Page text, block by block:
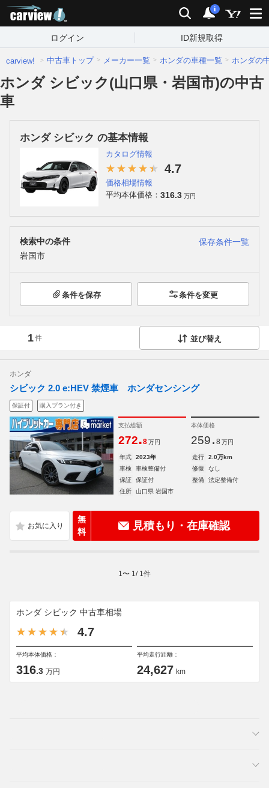
検索 通知
i
ログイン ID新規取得
carview! 中古車トップ メーカー一覧 ホンダの車種一覧 ホンダの
ホンダ シビック(山口県・岩国市)の中古
車
ホンダ シビック の基本情報
カタログ情報
4.7
価格相場情報
平均本体価格： 316.3 万円
検索中の条件
保存条件一覧
岩国市
条件を保存 条件を変更
1件 並び替え
ホンダ
シビック 2.0 e:HEV 禁煙車 ホンダセンシング
保証付 購入プラン付き
支払総額
272.8 万円
本体価格
259. 8 万円
年式 2023年 走行
2.0万km
車検
車検整備付 修復
なし
保証
保証付 整備
法定整備付
住所
山口県 岩国市
無
料
見積もり・在庫確認
1 〜 1 / 1 件
ホンダ シビック 中古車相場
4.7
平均本体価格：
316.3 万円
平均走行距離：
24,627 km